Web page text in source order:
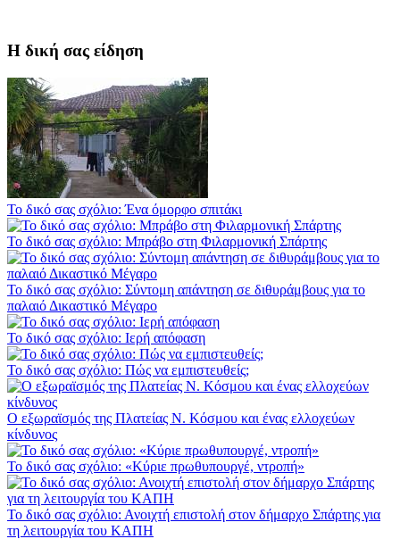
Η δική σας είδηση
Το δικό σας σχόλιο: Ένα όμορφο σπιτάκι
Το δικό σας σχόλιο: Μπράβο στη Φιλαρμονική Σπάρτης
Το δικό σας σχόλιο: Σύντομη απάντηση σε διθυράμβους για το
παλαιό Δικαστικό Μέγαρο
Το δικό σας σχόλιο: Ιερή απόφαση
Το δικό σας σχόλιο: Πώς να εμπιστευθείς;
Ο εξωραϊσμός της Πλατείας Ν. Κόσμου και ένας ελλοχεύων
κίνδυνος
Το δικό σας σχόλιο: «Κύριε πρωθυπουργέ, ντροπή»
Το δικό σας σχόλιο: Ανοιχτή επιστολή στον δήμαρχο Σπάρτης για
τη λειτουργία του ΚΑΠΗ